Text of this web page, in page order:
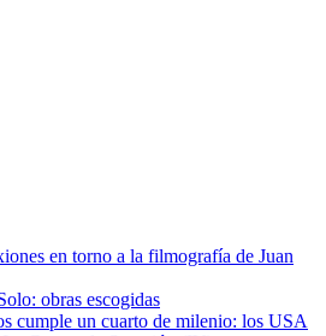
en torno a la filmografía de Juan
obras escogidas
cumple un cuarto de milenio: los USA